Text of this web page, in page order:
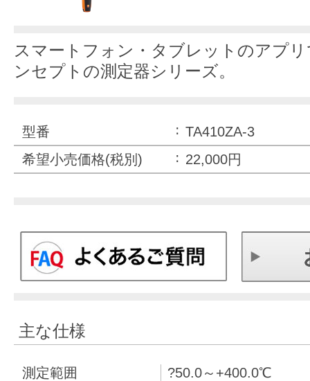
スマートフォン・タブレットのアプ
ンセプトの測定器シリーズ。
型番
TA410ZA-3
希望小売価格(税別)
22,000円
主な仕様
測定範囲 ?50.0～+400.0℃